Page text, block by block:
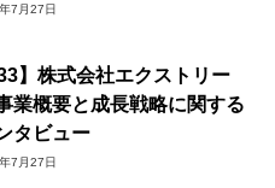
7月27日
】株式会社エクストリー
概要と成長戦略に関する
タビュー
7月27日